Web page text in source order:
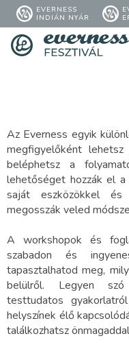
EVERNESS
INDIÁN NYÁR
Az Everness egyik
megfigyelőként
beléphetsz a
lehetőséget hozzák el
saját eszközökkel és
megosszák veled
A workshopok és
szabadon és
tapasztalhatod meg,
belülről. Legyen szó
testtudatos
helyszínek élő
találkozhatsz